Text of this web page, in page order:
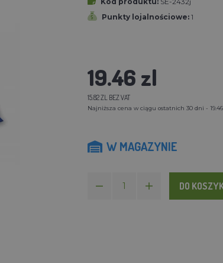
Punkty lojalnościowe: 1
19.46 zl
15.82 ZL BEZ VAT
Najniższa cena w ciągu ostatnich 30 dni -
W MAGAZYNIE
DO